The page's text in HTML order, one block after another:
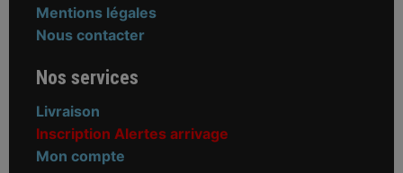
Mentions légales
Nous contacter
Nos services
Livraison
Inscription Alertes arrivage
Mon compte